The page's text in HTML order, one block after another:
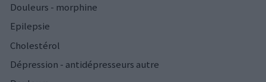
Douleurs - morphine
Epilepsie
Cholestérol
Dépression - antidépresseurs autre